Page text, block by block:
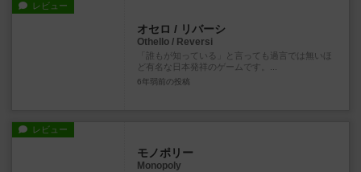
レビュー
オセロ / リバーシ
Othello / Reversi
「誰もが知っている」と言っても過言では無いほ
ど有名な日本発祥のゲームです。...
6年弱前 の投稿
レビュー
モノポリー
Monopoly